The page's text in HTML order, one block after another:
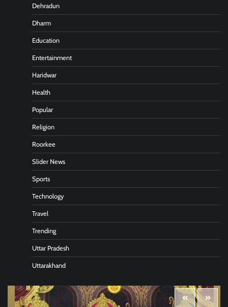
Dehradun
Dharm
Education
Entertainment
Haridwar
Health
Popular
Religion
Roorkee
Slider News
Sports
Technology
Travel
Trending
Uttar Pradesh
Uttarakhand